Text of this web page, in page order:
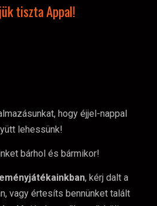
tiszta Appal!
hogy éjjel-nappal
lehessünk!
bárhol és bármikor!
, kérj dalt a
vagy értesíts bennünket talált